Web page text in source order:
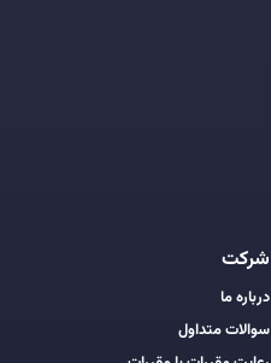
شرکت
درباره ما
سوالات متداول